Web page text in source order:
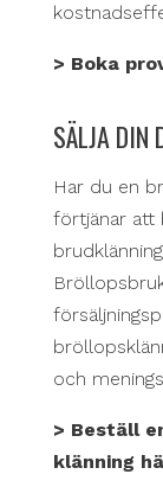
> Boka
SÄLJA DIN
Har du en
förtjänar att
och
> Beställ
klänning